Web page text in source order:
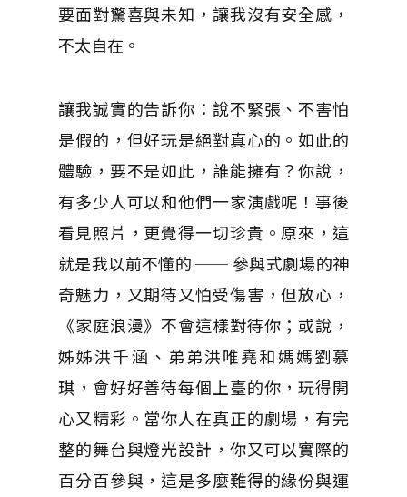
要面對驚喜與未知，讓我沒有安全感，
不太自在。
讓我誠實的告訴你：說不緊張、不害怕
是假的，但好玩是絕對真心的。如此的
體驗，要不是如此，誰能擁有？你說，
有多少人可以和他們一家演戲呢！事後
看見照片，更覺得一切珍貴。原來，這
就是我以前不懂的 ── 參與式劇場的神
奇魅力，又期待又怕受傷害，但放心，
《家庭浪漫》不會這樣對待你；或說，
姊姊洪千涵、弟弟洪唯堯和媽媽劉慕
琪，會好好善待每個上臺的你，玩得開
心又精彩。當你人在真正的劇場，有完
整的舞台與燈光設計，你又可以實際的
百分百參與，這是多麼難得的緣份與運